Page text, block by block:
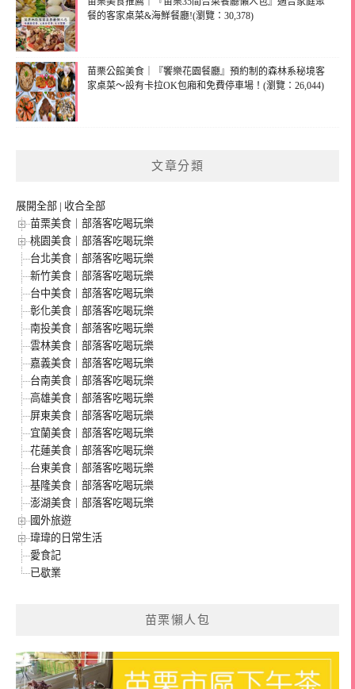
餐的客家桌菜&海鮮餐廳!(瀏覽：30,378)
苗栗公館美食｜『饗樂花園餐廳』預約制的森林系秘境客
家桌菜～設有卡拉OK包廂和免費停車場！(瀏覽：26,044)
文章分類
展開全部 | 收合全部
苗栗美食｜部落客吃喝玩樂
桃園美食｜部落客吃喝玩樂
台北美食｜部落客吃喝玩樂
新竹美食｜部落客吃喝玩樂
台中美食｜部落客吃喝玩樂
彰化美食｜部落客吃喝玩樂
南投美食｜部落客吃喝玩樂
雲林美食｜部落客吃喝玩樂
嘉義美食｜部落客吃喝玩樂
台南美食｜部落客吃喝玩樂
高雄美食｜部落客吃喝玩樂
屏東美食｜部落客吃喝玩樂
宜蘭美食｜部落客吃喝玩樂
花蓮美食｜部落客吃喝玩樂
台東美食｜部落客吃喝玩樂
基隆美食｜部落客吃喝玩樂
澎湖美食｜部落客吃喝玩樂
國外旅遊
瑋瑋的日常生活
愛食記
已歇業
苗栗懶人包